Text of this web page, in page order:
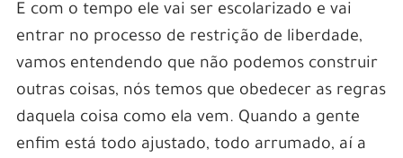
E com o tempo ele vai ser escolarizado e vai
entrar no processo de restrição de liberdade,
vamos entendendo que não podemos construir
outras coisas, nós temos que obedecer as regras
daquela coisa como ela vem. Quando a gente
enfim está todo ajustado, todo arrumado, aí a